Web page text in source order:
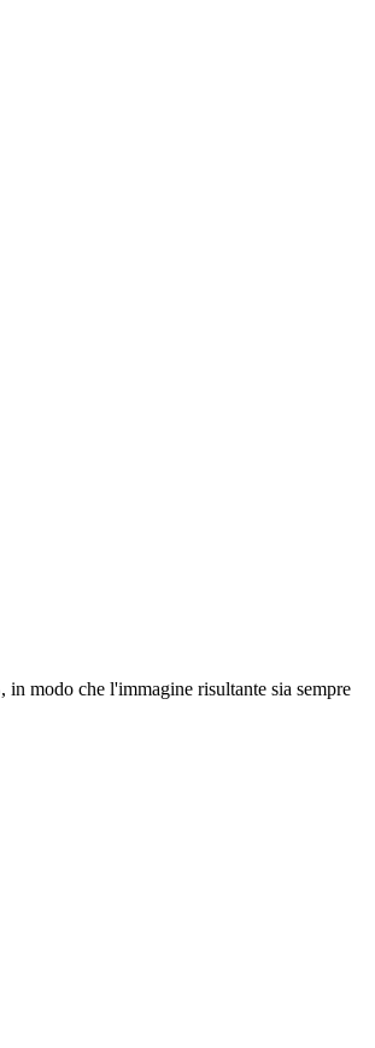
modo che l'immagine risultante sia sempre